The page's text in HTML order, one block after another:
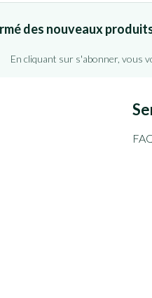
des nouveaux
En cliquant sur s'abonner, vous